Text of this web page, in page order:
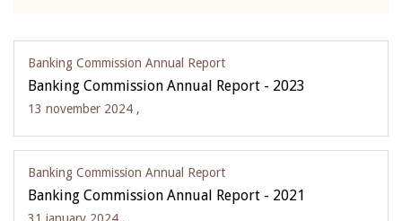
Banking Commission Annual Report
Banking Commission Annual Report - 2023
13 november 2024 ,
Banking Commission Annual Report
Banking Commission Annual Report - 2021